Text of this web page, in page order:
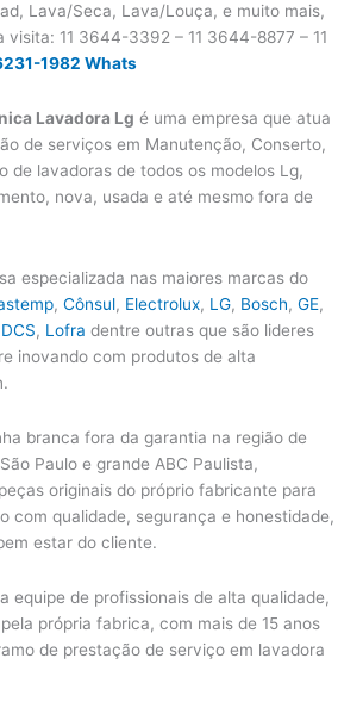
Lava/Seca, Lava/Louça, e muito mais,
visita: 11 3644-3392 – 11 3644-8877 – 11
1982 Whats
Lavadora Lg é uma empresa que atua
de serviços em Manutenção, Conserto,
de lavadoras de todos os modelos Lg,
nova, usada e até mesmo fora de
especializada nas maiores marcas do
,Cônsul, Electrolux, LG, Bosch,GE,
DCS, Lofra dentre outras que são lideres
inovando com produtos de alta
branca fora da garantia na região de
Paulo e grande ABC Paulista,
originais do próprio fabricante para
com qualidade, segurança e honestidade,
estar do cliente.
equipe de profissionais de alta qualidade,
própria fabrica, com mais de 15 anos
de prestação de serviço em lavadora